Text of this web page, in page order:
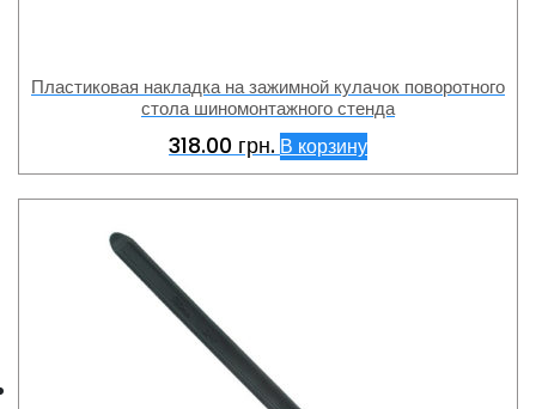
Пластиковая накладка на зажимной кулачок поворотного
стола шиномонтажного стенда
318.00 грн. В корзину